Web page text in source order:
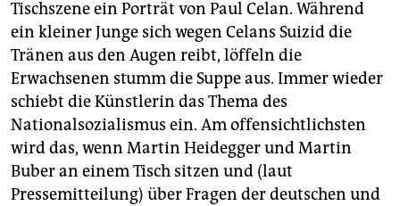
Tischszene ein Porträt von Paul Celan. Während
ein kleiner Junge sich wegen Celans Suizid die
Tränen aus den Augen reibt, löffeln die
Erwachsenen stumm die Suppe aus. Immer wieder
schiebt die Künstlerin das Thema des
Nationalsozialismus ein. Am offensichtlichsten
wird das, wenn Martin Heidegger und Martin
Buber an einem Tisch sitzen und (laut
Pressemitteilung) über Fragen der deutschen und